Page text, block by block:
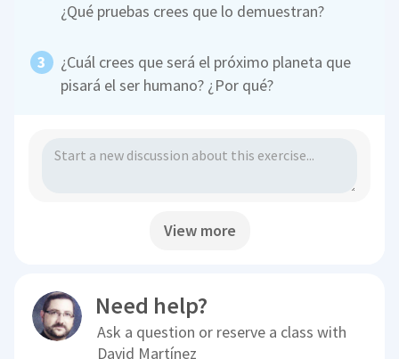
¿Qué pruebas crees que lo demuestran?
¿Cuál crees que será el próximo planeta que
pisará el ser humano? ¿Por qué?
View more
Need help?
Ask a question or reserve a class with
David Martínez